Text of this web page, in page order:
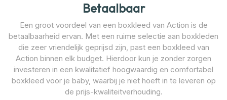
Betaalbaar
Een groot voordeel van een boxkleed van Action is de
betaalbaarheid ervan. Met een ruime selectie aan boxkleden
die zeer vriendelijk geprijsd zijn, past een boxkleed van
Action binnen elk budget. Hierdoor kun je zonder zorgen
investeren in een kwalitatief hoogwaardig en comfortabel
boxkleed voor je baby, waarbij je niet hoeft in te leveren op
de prijs-kwaliteitverhouding.